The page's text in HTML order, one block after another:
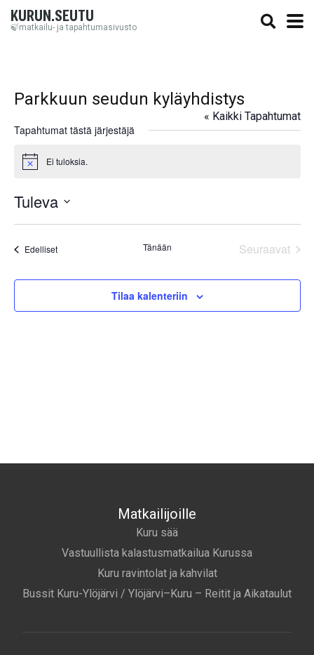
KURUN.SEUTU
🍃matkailu- ja tapahtumasivusto
Parkkuun seudun kyläyhdistys
« Kaikki Tapahtumat
Tapahtumat tästä järjestäjä
Notice Ei tuloksia.
Tuleva
päivä.
EdellisetTapahtumat Tänään
Seuraavat
Tilaa kalenteriin
Matkailijoille
Kuru sää
Vastuullista kalastusmatkailua Kurussa
Kuru ravintolat ja kahvilat
Bussit Kuru-Ylöjärvi / Ylöjärvi–Kuru – Reitit ja Aikataulut